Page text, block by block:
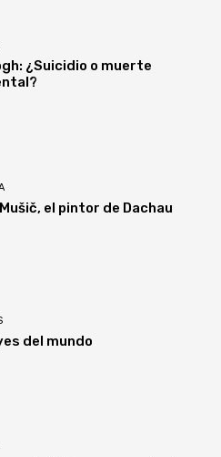
¿Suicidio o muerte
el pintor de Dachau
del mundo